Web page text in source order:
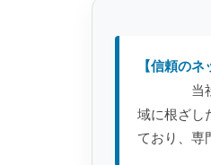
【信頼のネ
当社は
域に根ざし
ており、専